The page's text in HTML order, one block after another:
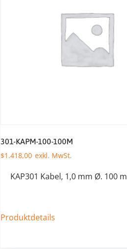
301-KAPM-100-100M
$1.418,00
KAP301 Kabel, 1,0 mm Ø. 100 m
Produktdetails